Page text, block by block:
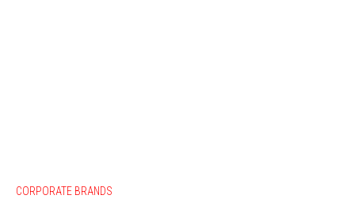
CORPORATE BRANDS